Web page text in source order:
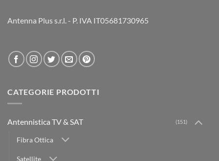
Antenna Plus s.r.l. - P. IVA IT05681730965
CATEGORIE PRODOTTI
Antennistica TV & SAT (151)
Fibra Ottica
Satellite